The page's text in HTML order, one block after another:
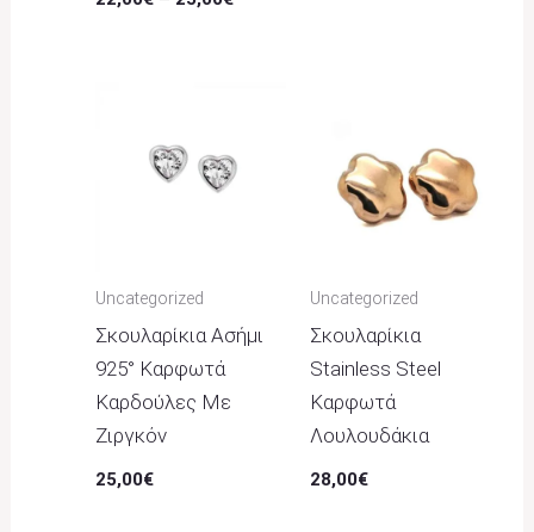
Uncategorized
Σκουλαρίκια Ασήμι
925° Καρφωτά
Καρδούλες Με
Ζιργκόν
25,00€
Uncategorized
Σκουλαρίκια
Stainless Steel
Καρφωτά
Λουλουδάκια
28,00€